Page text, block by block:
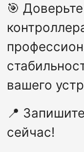
🎯
вашего
📍
сейчас!